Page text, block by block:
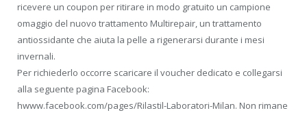
ricevere un coupon per ritirare in modo gratuito un campione
omaggio del nuovo trattamento Multirepair, un trattamento
antiossidante che aiuta la pelle a rigenerarsi durante i mesi
invernali.
Per richiederlo occorre scaricare il voucher dedicato e collegarsi
alla seguente pagina Facebook:
hwww.facebook.com/pages/Rilastil-Laboratori-Milan. Non rimane